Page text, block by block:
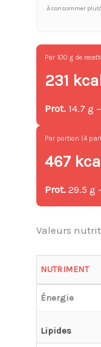
À consommer
Par 100 g de
231
Prot. 14.7 g
Par portion (4
467
Prot. 29.5 g
Valeurs
NUTRIMENT
Énergie
Lipides